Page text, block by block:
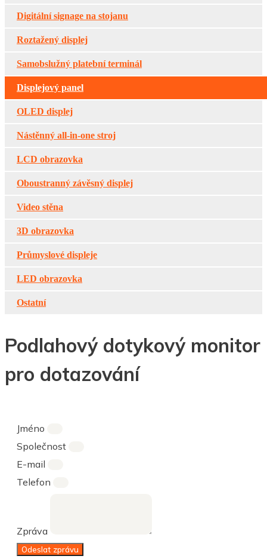
Digitální signage na stojanu
Roztažený displej
Samobslužný platební terminál
Displejový panel
OLED displej
Nástěnný all-in-one stroj
LCD obrazovka
Oboustranný závěsný displej
Video stěna
3D obrazovka
Průmyslové displeje
LED obrazovka
Ostatní
Podlahový dotykový monitor
pro dotazování
Jméno
Společnost
E-mail
Telefon
Zpráva
Odeslat zprávu